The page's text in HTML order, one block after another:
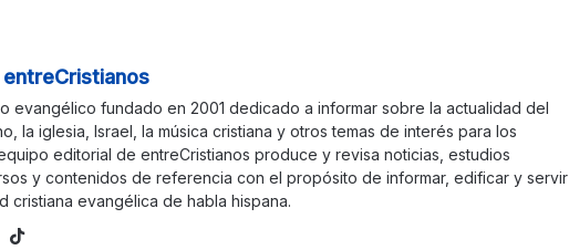
evangélico fundado en 2001 dedicado a informar sobre la actualidad del
la iglesia, Israel, la música cristiana y otros temas de interés para los
editorial de entreCristianos produce y revisa noticias, estudios
y contenidos de referencia con el propósito de informar, edificar y servir
cristiana evangélica de habla hispana.
Ins